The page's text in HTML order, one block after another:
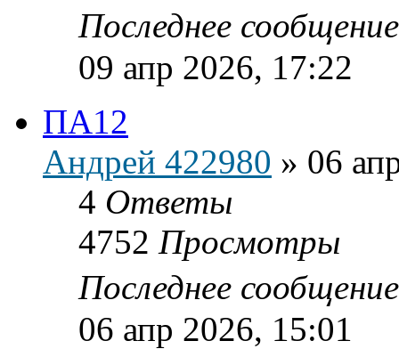
Последнее
09 апр 2026, 17:22
ПА12
Андрей 422980 » 06
4 Ответы
4752 Просмотры
Последнее
06 апр 2026, 15:01